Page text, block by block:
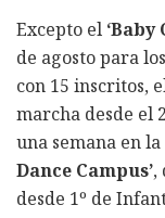
Excepto el ‘Baby
de agosto para
con 15 inscritos,
marcha desde el
una semana en
Dance Campus’,
desde 1º de